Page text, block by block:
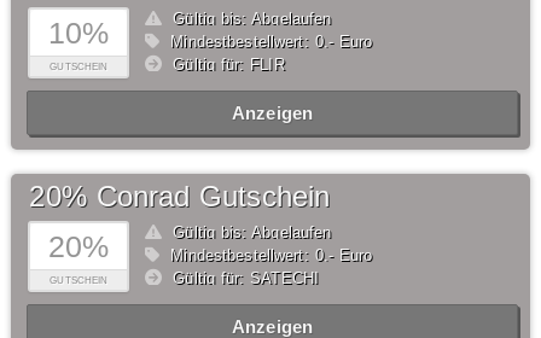
10%
GUTSCHEIN
Gültig bis: Abgelaufen
Mindestbestellwert: 0,- Euro
Gültig für: FLIR
Anzeigen
20%
GUTSCHEIN
20% Conrad Gutschein
Gültig bis: Abgelaufen
Mindestbestellwert: 0,- Euro
Gültig für: SATECHI
Anzeigen